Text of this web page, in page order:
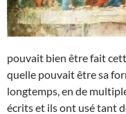
pouvait bien être fait
quelle pouvait être sa
longtemps, en de
écrits et ils ont usé tant